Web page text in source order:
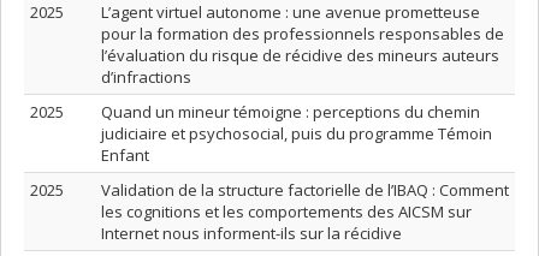
2025
L’agent virtuel autonome : une avenue prometteuse
pour la formation des professionnels responsables de
l’évaluation du risque de récidive des mineurs auteurs
d’infractions
2025
Quand un mineur témoigne : perceptions du chemin
judiciaire et psychosocial, puis du programme Témoin
Enfant
2025
Validation de la structure factorielle de l’IBAQ : Comment
les cognitions et les comportements des AICSM sur
Internet nous informent-ils sur la récidive